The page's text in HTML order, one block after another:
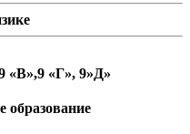
«В»,9 «Г», 9»Д»
образование